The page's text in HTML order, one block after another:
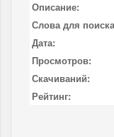
Описание:
Слова для
Дата:
Просмотров:
Скачиваний:
Рейтинг: